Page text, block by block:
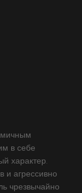
в себе
характер.
и агрессивно
чрезвычайно